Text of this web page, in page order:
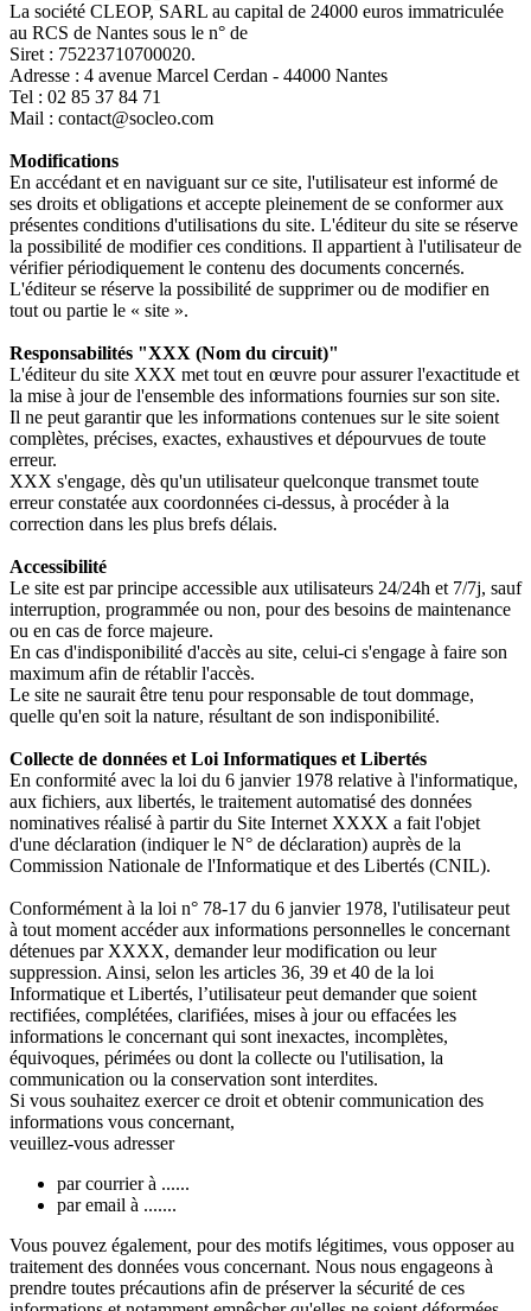
La société CLEOP, SARL au capital de 24000 euros immatriculée
au RCS de Nantes sous le n° de
Siret : 75223710700020.
Adresse : 4 avenue Marcel Cerdan - 44000 Nantes
Tel : 02 85 37 84 71
Mail : contact@socleo.com
Modifications
En accédant et en naviguant sur ce site, l'utilisateur est informé de
ses droits et obligations et accepte pleinement de se conformer aux
présentes conditions d'utilisations du site. L'éditeur du site se réserve
la possibilité de modifier ces conditions. Il appartient à l'utilisateur de
vérifier périodiquement le contenu des documents concernés.
L'éditeur se réserve la possibilité de supprimer ou de modifier en
tout ou partie le « site ».
Responsabilités "XXX (Nom du circuit)"
L'éditeur du site XXX met tout en œuvre pour assurer l'exactitude et
la mise à jour de l'ensemble des informations fournies sur son site.
Il ne peut garantir que les informations contenues sur le site soient
complètes, précises, exactes, exhaustives et dépourvues de toute
erreur.
XXX s'engage, dès qu'un utilisateur quelconque transmet toute
erreur constatée aux coordonnées ci-dessus, à procéder à la
correction dans les plus brefs délais.
Accessibilité
Le site est par principe accessible aux utilisateurs 24/24h et 7/7j, sauf
interruption, programmée ou non, pour des besoins de maintenance
ou en cas de force majeure.
En cas d'indisponibilité d'accès au site, celui-ci s'engage à faire son
maximum afin de rétablir l'accès.
Le site ne saurait être tenu pour responsable de tout dommage,
quelle qu'en soit la nature, résultant de son indisponibilité.
Collecte de données et Loi Informatiques et Libertés
En conformité avec la loi du 6 janvier 1978 relative à l'informatique,
aux fichiers, aux libertés, le traitement automatisé des données
nominatives réalisé à partir du Site Internet XXXX a fait l'objet
d'une déclaration (indiquer le N° de déclaration) auprès de la
Commission Nationale de l'Informatique et des Libertés (CNIL).
Conformément à la loi n° 78-17 du 6 janvier 1978, l'utilisateur peut
à tout moment accéder aux informations personnelles le concernant
détenues par XXXX, demander leur modification ou leur
suppression. Ainsi, selon les articles 36, 39 et 40 de la loi
Informatique et Libertés, l’utilisateur peut demander que soient
rectifiées, complétées, clarifiées, mises à jour ou effacées les
informations le concernant qui sont inexactes, incomplètes,
équivoques, périmées ou dont la collecte ou l'utilisation, la
communication ou la conservation sont interdites.
Si vous souhaitez exercer ce droit et obtenir communication des
informations vous concernant,
veuillez-vous adresser
par courrier à ......
par email à .......
Vous pouvez également, pour des motifs légitimes, vous opposer au
traitement des données vous concernant. Nous nous engageons à
prendre toutes précautions afin de préserver la sécurité de ces